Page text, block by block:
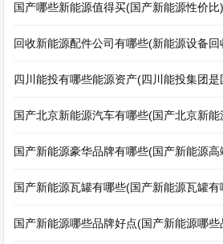
国产哪些新能源值得买(国产新能源性价比)
回收新能源配件公司有哪些(新能源设备回
四川能投有哪些能源资产(四川能投集团是
国产北京新能源汽车有哪些(国产北京新
国产新能源豪华品牌有哪些(国产新能源高
国产新能源瓦罐有哪些(国产新能源瓦罐有
国产新能源哪些品牌好点(国产新能源哪些